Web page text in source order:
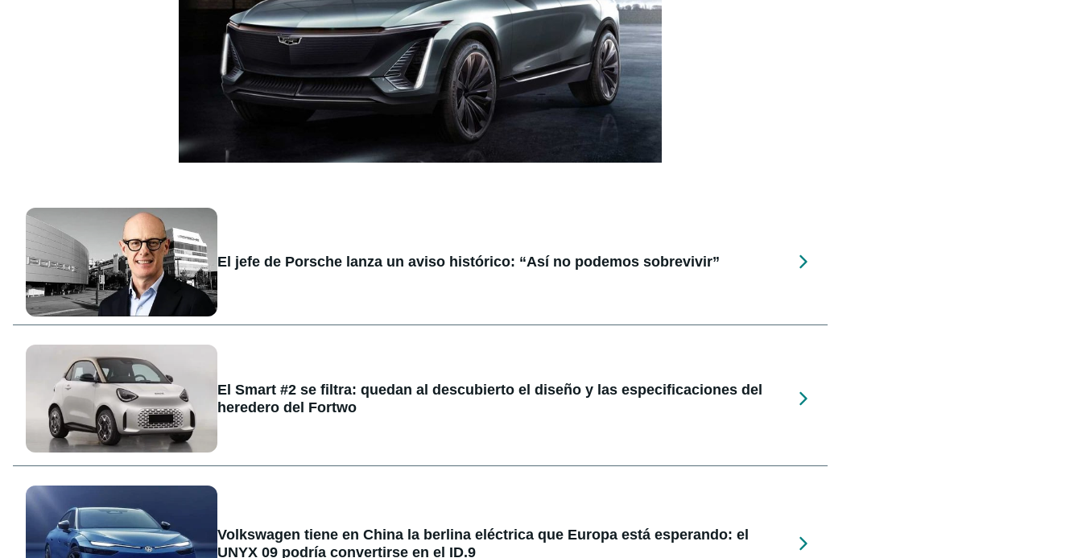
El jefe de Porsche lanza un aviso histórico: “Así no podemos sobrevivir”
El Smart #2 se filtra: quedan al descubierto el diseño y las especificaciones del
heredero del Fortwo
Volkswagen tiene en China la berlina eléctrica que Europa está esperando: el
UNYX 09 podría convertirse en el ID.9